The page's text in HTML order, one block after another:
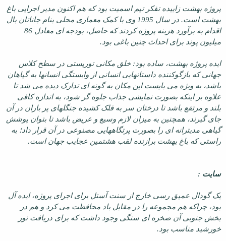
پروژه بهشت زاییده تفکر تیم اسمیت بود که هم اکنون مدیر اجرایی باغ
بهشت است. در سال 1995 وی با کمک معماری محلی بنام جاناتان بال
اقدام به برآورد هزینه پروژه کردند که حاصل، بودجه ای معادل 86
میلیون پوند برای احداث چنین باغی بود.
ایده پروژه بهشت، ساده بود: خلق مکانی توریستی در سطح کلاس
جهانی که بازگوکننده داستانهایی انسانی از وابستگی انسانها به گیاهان
باشد، به ویژه می بایست این مکان به گونه ای تدارک دیده می شد تا
علاوه بر اینکه بصورت نمایشی جذاب جلوه گر شود، به اندازه کافی
بلند و مرتفع باشد تا درختان سر به فلک کشیده جنگلهای پر باران در آن
جای گیرند، همچنین به میزان لازم وسیع و عریض باشد تا بتوان پوشش
گیاهی مدیترانه ای را بصورت پرتگاههایی مصنوعی در آن قرار داد؛ به
راستی که باغ بهشت برازنده لقب هشتمین عجایب جهان است.
سایت :
یک گودال عمیق رسی خارج از سنت آستل برای اجرای پروژه، ایده آل
بود، چراکه هم مجموعه را در مقابل باد محافظت می کرد و هم در
بخش جنوبی آن صخره ای سنگی وجود داشت که برای دریافت نور
خورشید مناسب بود.